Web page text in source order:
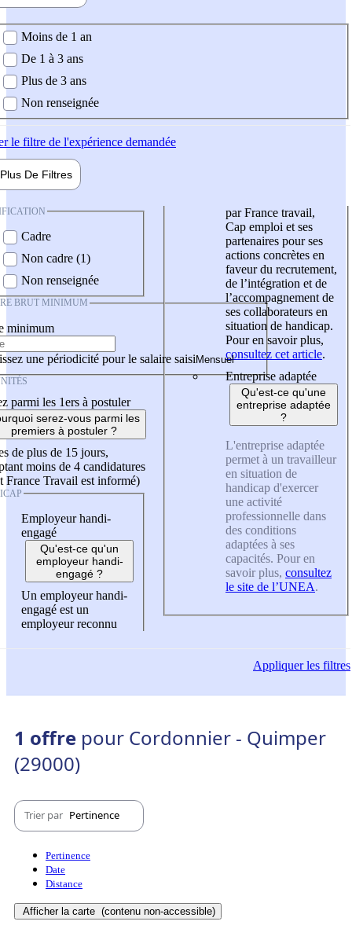
demandée
Moins de 1 an
De 1 à 3 ans
Plus de 3 ans
Non renseignée
le filtre de l'expérience demandée
Plus De Filtres
Cadre
Non cadre (1)
Non renseignée
BRUT MINIMUM
minimum
une périodicité pour le salaire saisi
parmi les 1ers à postuler
serez-vous parmi les
premiers à postuler ?
de plus de 15 jours,
moins de 4 candidatures
France Travail est informé)
Employeur handi-
engagé
Qu'est-ce qu'un
employeur handi-
engagé ?
Un employeur handi-
engagé est un
employeur reconnu
par France travail,
Cap emploi et ses
partenaires pour ses
actions concrètes en
faveur du recrutement,
de l’intégration et de
l’accompagnement de
ses collaborateurs en
situation de handicap.
Pour en savoir plus,
consultez cet article.
Entreprise adaptée
Qu'est-ce qu'une
entreprise adaptée
?
L'entreprise adaptée
permet à un travailleur
en situation de
handicap d'exercer
une activité
professionnelle dans
des conditions
adaptées à ses
capacités. Pour en
savoir plus, consultez
le site de l’UNEA.
Appliquerles filtres
1 offre pour Cordonnier - Quimper
(29000)
Trier par Pertinence
Pertinence
Date
Distance
Afficher la carte (contenu non-accessible)